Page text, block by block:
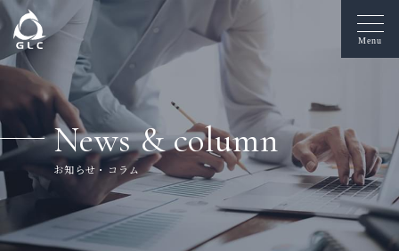
Menu
News & column
お知らせ・コラム